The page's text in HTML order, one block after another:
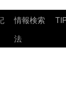
情報検索
法